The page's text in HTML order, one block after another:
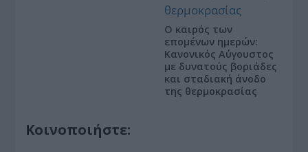
Ο καιρός των
επομένων ημερών:
Κανονικός Αύγουστος
με δυνατούς βοριάδες
και σταδιακή άνοδο
της θερμοκρασίας
Κοινοποιήστε: